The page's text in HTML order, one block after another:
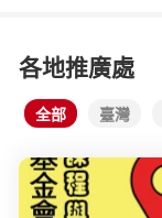
各地推廣處
全部 臺灣